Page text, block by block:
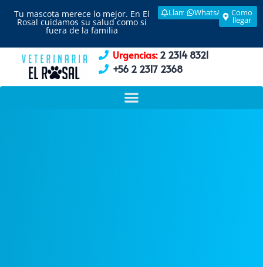
Tu mascota merece lo mejor. En El
Rosal cuidamos su salud como si
fuera de la familia
LlamarWhatsApp Como
llegar
Urgencias:2 2314 8321
+56 2 2317 2368